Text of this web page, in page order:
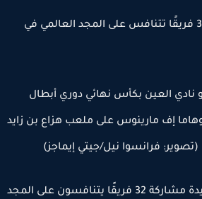
العين والهلال وأولسان وأوراوا ريد دايموندز من بين 32 فريقًا تتنافس على المجد العالمي في
- 25 مايو: احتفل لاعبو نادي العين بكأس نهائي دوري أبطال
إف مارينوس على ملعب هزاع بن زايد
ستشهد بطولة كأس العالم للأندية FIFA 2025™ الجديدة مشاركة 32 فريقًا يتنافسون على المجد